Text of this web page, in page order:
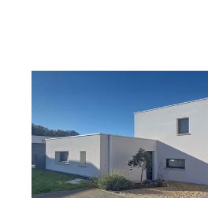
Maison à vendre
440 000 €